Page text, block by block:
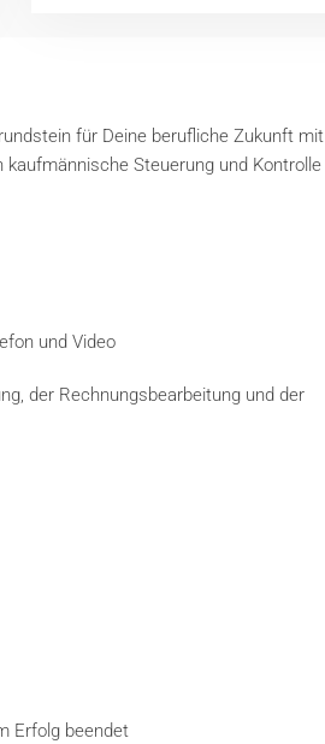
für Deine berufliche Zukunft mit
Steuerung und Kontrolle
und Video
der Rechnungsbearbeitung und der
Erfolg beendet